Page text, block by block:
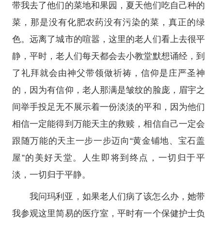
带我去了他们的菜地和果园，夏天他们吃自己种的
菜，那是没有化肥农药没有污染的菜，真正的绿
色。远离了城市的喧嚣，这里的老人们看上去很平
静，平时，老人们每天都会去小教堂默想诵经，到
了礼拜就会由神父带领做祈祷，信仰是庄严圣神
的，因为有信仰，老人那满是皱纹的脸庞，眉宇之
间举手投足无不展示着一份淡淡的平和，因为他们
相信一定能得到万能天主的救赎，相信自己一定会
跟随万能的天主一步一步迈向“黄金铺地、宝石盖
屋”的美好天堂。人生即将到终点，一切归于平
淡，一切归于平静。
我问玛利亚，如果老人们病了该怎么办，她带
我参观这里简易的医疗室，平时有一个保健护士负